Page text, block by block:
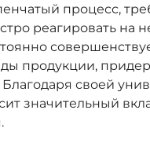
процесс,
реагировать на
продукции,
своей
значительный